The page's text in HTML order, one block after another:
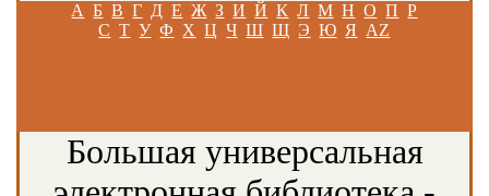
А Б В Г Д Е Ж З И Й К Л М Н О П Р
С Т У Ф Х Ц Ч Ш Щ Э Ю Я AZ
Большая универсальная